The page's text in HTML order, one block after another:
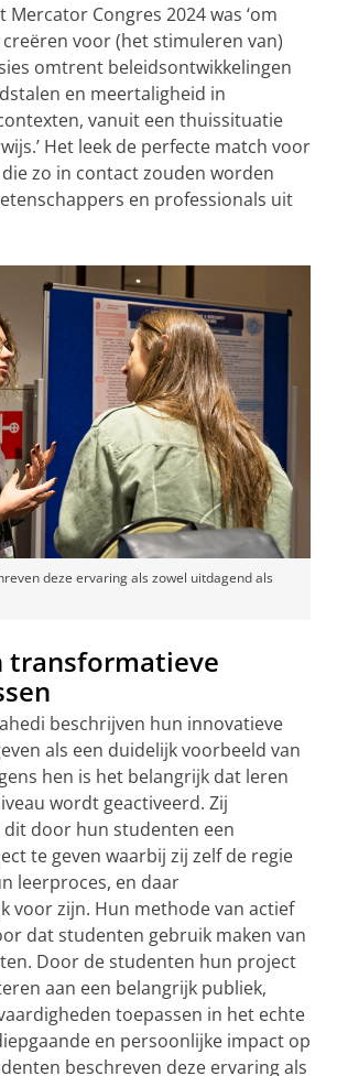
Mercator Congres 2024 was ‘om
voor (het stimuleren van)
omtrent beleidsontwikkelingen
en meertaligheid in
vanuit een thuissituatie
Het leek de perfecte match voor
zo in contact zouden worden
en professionals uit
deze ervaring als zowel uitdagend als
transformatieve
beschrijven hun innovatieve
als een duidelijk voorbeeld van
hen is het belangrijk dat leren
wordt geactiveerd. Zij
dit door hun studenten een
te geven waarbij zij zelf de regie
leerproces, en daar
voor zijn. Hun methode van actief
dat studenten gebruik maken van
Door de studenten hun project
aan een belangrijk publiek,
toepassen in het echte
en persoonlijke impact op
beschreven deze ervaring als